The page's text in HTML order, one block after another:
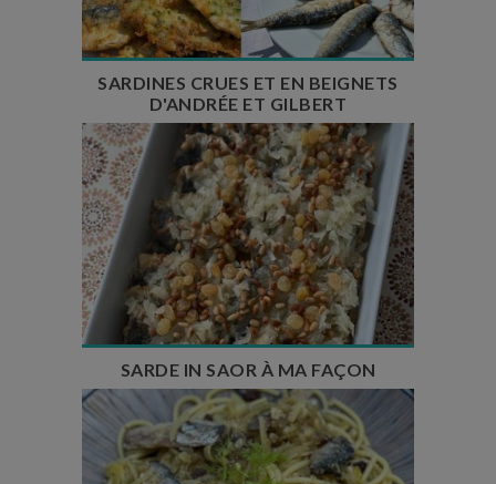
Nombre de couverts : 12
SARDINES CRUES ET EN BEIGNETS
D'ANDRÉE ET GILBERT
Temps de préparation : 25 min
Temps de cuisson : 15 min
Temps de repos : 24h
Nombre de couverts : 6
SARDE IN SAOR À MA FAÇON